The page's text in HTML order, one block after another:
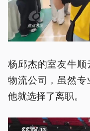
杨邱杰的室友牛
物流公司，虽然专
他就选择了离职。